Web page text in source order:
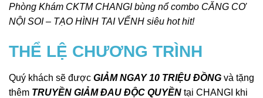
Phòng Khám CKTM CHANGI bùng nổ combo CĂNG CƠ
NỘI SOI – TẠO HÌNH TAI VỂNH siêu hot hit!
THỂ LỆ CHƯƠNG TRÌNH
Quý khách sẽ được GIẢM NGAY 10 TRIỆU ĐỒNG và tặng
thêm TRUYỀN GIẢM ĐAU ĐỘC QUYỀN tại CHANGI khi